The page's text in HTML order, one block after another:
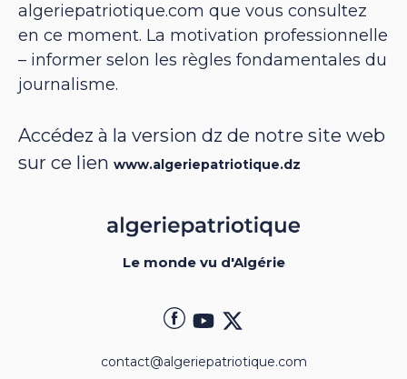
algeriepatriotique.com que vous consultez
en ce moment. La motivation professionnelle
– informer selon les règles fondamentales du
journalisme.
Accédez à la version dz de notre site web
sur ce lien www.algeriepatriotique.dz
Le monde vu d'Algérie
contact@algeriepatriotique.com